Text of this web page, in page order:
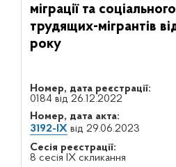
міграції та
трудящих-мігрантів
року
Номер, дата реєстрації:
0184 від 26.12.2022
Номер, дата акта:
3192-IXвід 29.06.2023
Сесія реєстрації:
8 сесія IX скликання